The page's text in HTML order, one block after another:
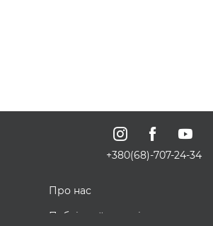
+380(68)-707-24-34
Про нас
Публічний договір